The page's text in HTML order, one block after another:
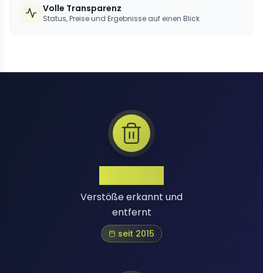
Volle Transparenz
Status, Preise und Ergebnisse auf einen Blick
Verstöße erkannt und
entfernt
seit 2015